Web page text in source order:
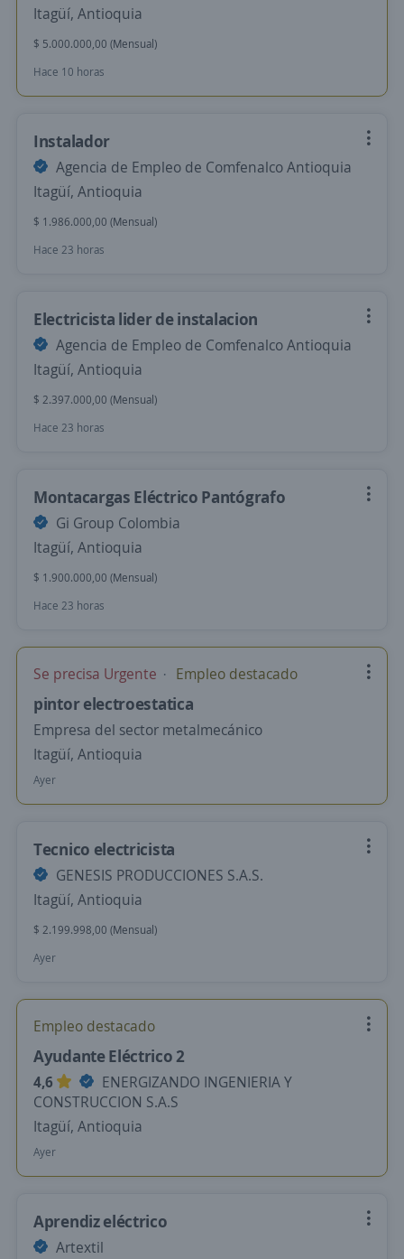
Itagüí, Antioquia
$ 5.000.000,00 (Mensual)
Hace 10 horas
Instalador
Agencia de Empleo de Comfenalco Antioquia
Itagüí, Antioquia
$ 1.986.000,00 (Mensual)
Hace 23 horas
Electricista lider de instalacion
Agencia de Empleo de Comfenalco Antioquia
Itagüí, Antioquia
$ 2.397.000,00 (Mensual)
Hace 23 horas
Montacargas Eléctrico Pantógrafo
Gi Group Colombia
Itagüí, Antioquia
$ 1.900.000,00 (Mensual)
Hace 23 horas
Se precisa Urgente Empleo destacado
pintor electroestatica
Empresa del sector metalmecánico
Itagüí, Antioquia
Ayer
Tecnico electricista
GENESIS PRODUCCIONES S.A.S.
Itagüí, Antioquia
$ 2.199.998,00 (Mensual)
Ayer
Empleo destacado
Ayudante Eléctrico 2
4,6
ENERGIZANDO INGENIERIA Y
CONSTRUCCION S.A.S
Itagüí, Antioquia
Ayer
Aprendiz eléctrico
Artextil